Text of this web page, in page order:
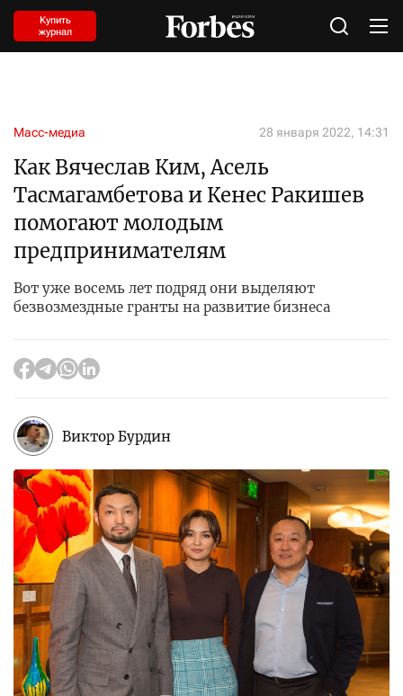
Купить
журнал
Масс-медиа 28 января 2022, 14:31
Как Вячеслав Ким, Асель
Тасмагамбетова и Кенес Ракишев
помогают молодым
предпринимателям
Вот уже восемь лет подряд они выделяют
безвозмездные гранты на развитие бизнеса
Виктор Бурдин